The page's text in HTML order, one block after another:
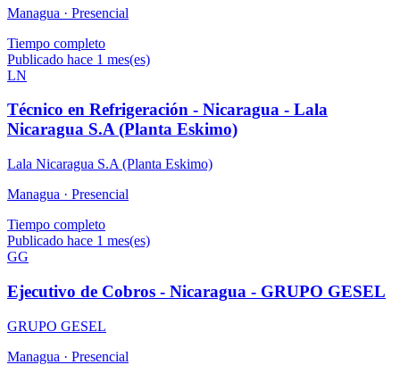
Managua · Presencial
Tiempo completo
Publicado hace 1 mes(es)
LN
Técnico en Refrigeración - Nicaragua - Lala
Nicaragua S.A (Planta Eskimo)
Lala Nicaragua S.A (Planta Eskimo)
Managua · Presencial
Tiempo completo
Publicado hace 1 mes(es)
GG
Ejecutivo de Cobros - Nicaragua - GRUPO GESEL
GRUPO GESEL
Managua · Presencial